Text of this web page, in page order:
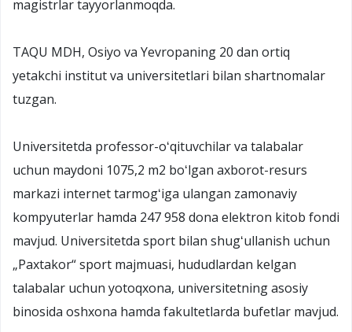
magistrlar tayyorlanmoqda.
TAQU MDH, Osiyo va Yevropaning 20 dan ortiq
yetakchi institut va universitetlari bilan shartnomalar
tuzgan.
Universitetda professor-oʻqituvchilar va talabalar
uchun maydoni 1075,2 m2 boʻlgan axborot-resurs
markazi internet tarmogʻiga ulangan zamonaviy
kompyuterlar hamda 247 958 dona elektron kitob fondi
mavjud. Universitetda sport bilan shugʻullanish uchun
„Paxtakor“ sport majmuasi, hududlardan kelgan
talabalar uchun yotoqxona, universitetning asosiy
binosida oshxona hamda fakultetlarda bufetlar mavjud.